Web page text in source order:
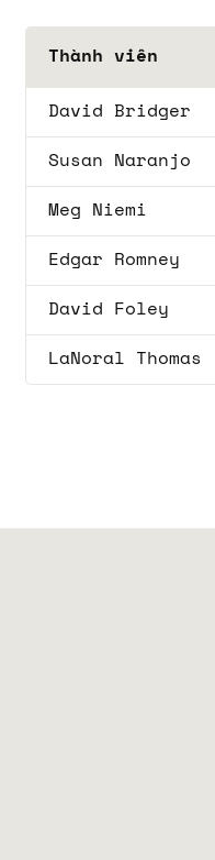
Thành viên
David Bridger
Susan Naranjo
Meg Niemi
Edgar Romney
David Foley
LaNoral Thomas